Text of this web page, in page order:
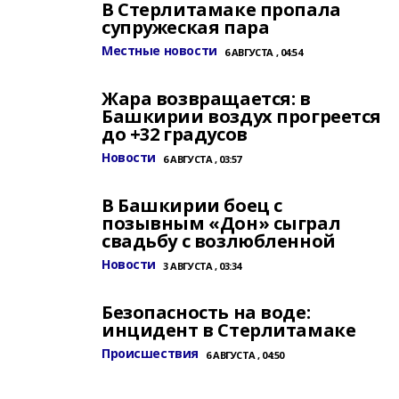
В Стерлитамаке пропала
супружеская пара
Местные новости 6 АВГУСТА , 04:54
Жара возвращается: в
Башкирии воздух прогреется
до +32 градусов
Новости 6 АВГУСТА , 03:57
В Башкирии боец с
позывным «Дон» сыграл
свадьбу с возлюбленной
Новости 3 АВГУСТА , 03:34
Безопасность на воде:
инцидент в Стерлитамаке
Происшествия 6 АВГУСТА , 04:50